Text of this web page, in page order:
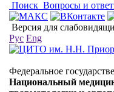
Поиск Вопросы и
Версия для
Рус Eng
Федеральное
Национальный